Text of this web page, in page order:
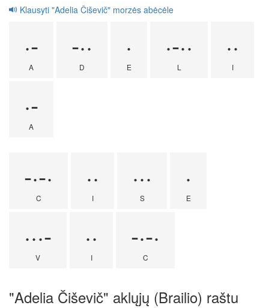
Klausyti "Adelia Čiševič" morzės abėcėle
·-
A
-··
D
·
E
·-··
L
··
I
·-
A
-·-·
C
··
I
···
S
·
E
···-
V
··
I
-·-·
C
"Adelia Čiševič" aklųjų (Brailio) raštu